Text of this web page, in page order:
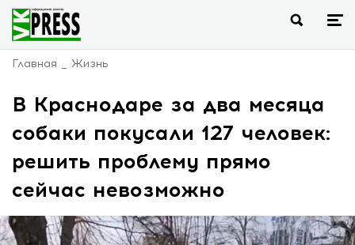
Главная Жизнь
В Краснодаре за два месяца
собаки покусали 127 человек:
решить проблему прямо
сейчас невозможно